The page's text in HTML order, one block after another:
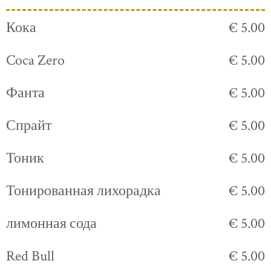
Кока
€ 5.00
Coca Zero
€ 5.00
Фанта
€ 5.00
Спрайт
€ 5.00
Тоник
€ 5.00
Тонированная лихорадка
€ 5.00
лимонная сода
€ 5.00
Red Bull
€ 5.00